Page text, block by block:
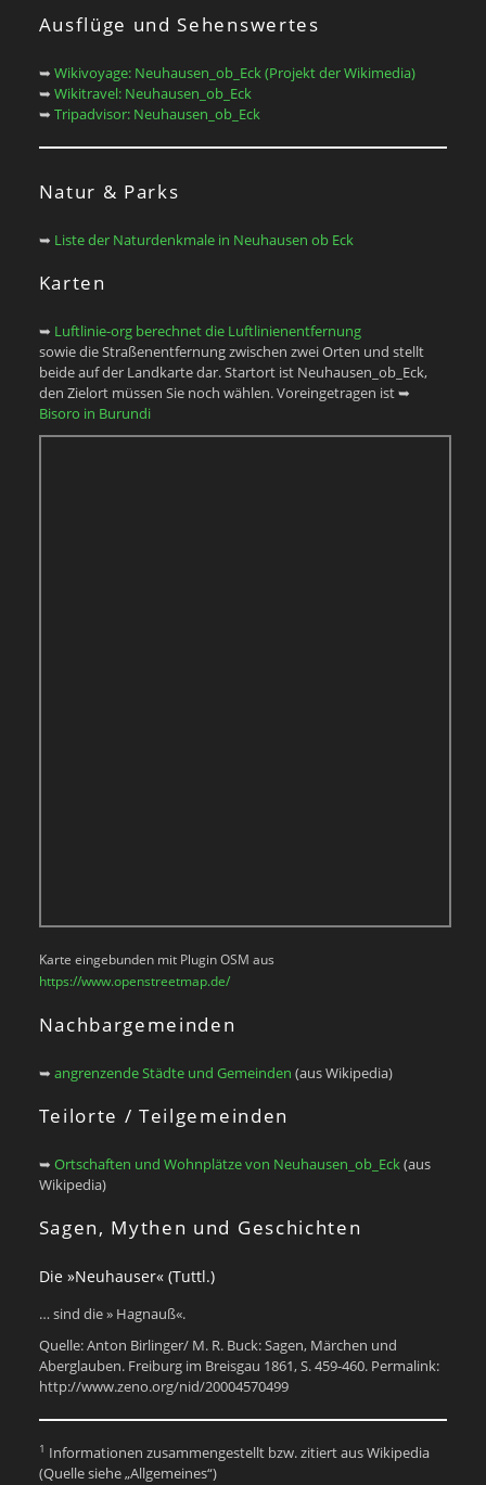
Ausflüge und Sehenswertes
➥ Wikivoyage: Neuhausen_ob_Eck (Projekt der Wikimedia)
➥ Wikitravel: Neuhausen_ob_Eck
➥ Tripadvisor: Neuhausen_ob_Eck
Natur & Parks
➥ Liste der Naturdenkmale in Neuhausen ob Eck
Karten
➥ Luftlinie-org berechnet die Luftlinienentfernung
sowie die Straßenentfernung zwischen zwei Orten und stellt
beide auf der Landkarte dar. Startort ist Neuhausen_ob_Eck,
den Zielort müssen Sie noch wählen. Voreingetragen ist ➥
Bisoro in Burundi
Karte eingebunden mit Plugin OSM aus
https://www.openstreetmap.de/
Nachbargemeinden
➥ angrenzende Städte und Gemeinden (aus Wikipedia)
Teilorte / Teilgemeinden
➥ Ortschaften und Wohnplätze von Neuhausen_ob_Eck (aus
Wikipedia)
Sagen, Mythen und Geschichten
Die »Neuhauser« (Tuttl.)
… sind die » Hagnauß«.
Quelle: Anton Birlinger/ M. R. Buck: Sagen, Märchen und
Aberglauben. Freiburg im Breisgau 1861, S. 459-460. Permalink:
http://www.zeno.org/nid/20004570499
1 Informationen zusammengestellt bzw. zitiert aus Wikipedia
(Quelle siehe „Allgemeines“)